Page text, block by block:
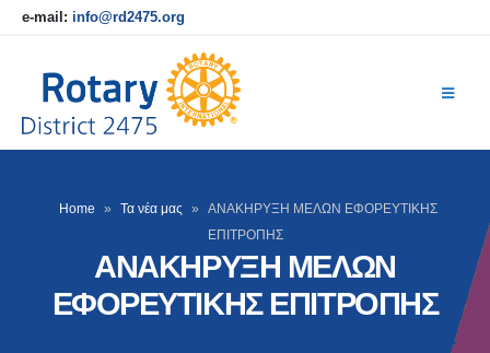
e-mail: info@rd2475.org
Home » Τα νέα μας »
ΑΝΑΚΗΡΥΞΗ ΜΕΛΩΝ ΕΦΟΡΕΥΤΙΚΗΣ
ΕΠΙΤΡΟΠΗΣ
ΑΝΑΚΗΡΥΞΗ ΜΕΛΩΝ
ΕΦΟΡΕΥΤΙΚΗΣ ΕΠΙΤΡΟΠΗΣ